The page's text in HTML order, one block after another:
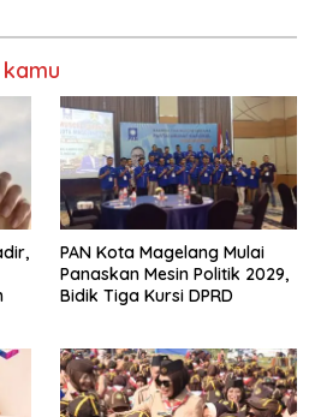
PAN Kota Magelang Mulai
Panaskan Mesin Politik 2029,
Bidik Tiga Kursi DPRD